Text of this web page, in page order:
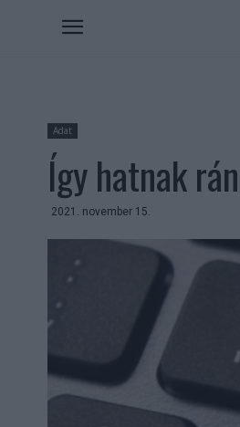
Adat
Így hatnak
2021. november 15.